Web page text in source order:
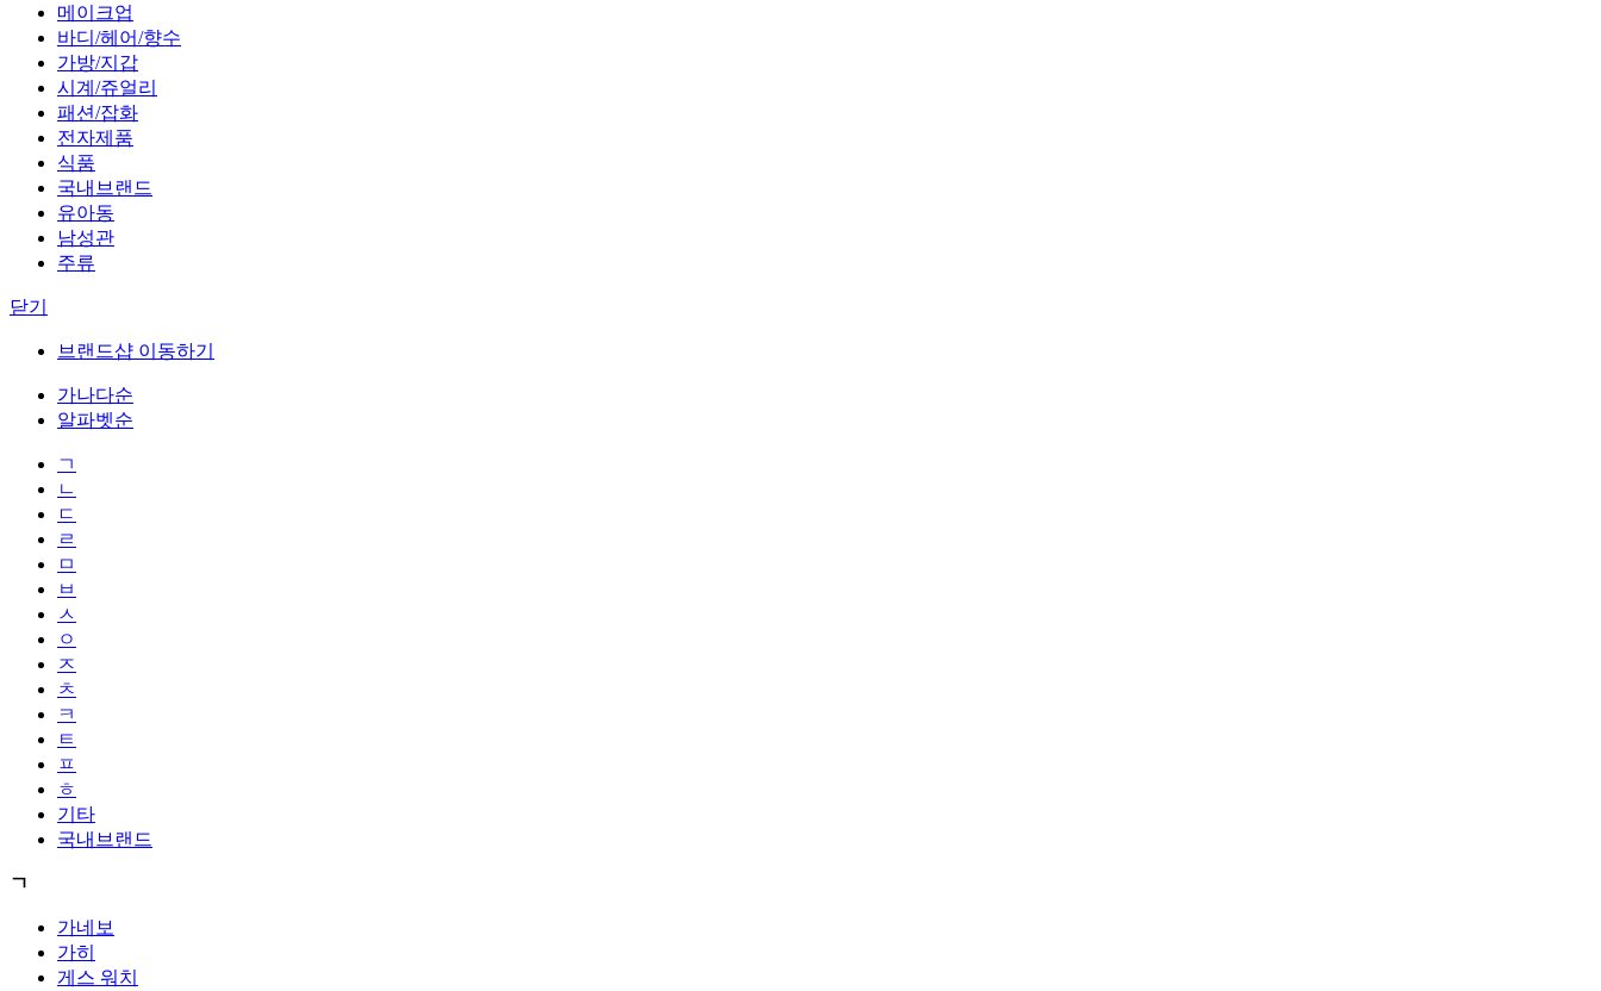
메이크업
바디/헤어/향수
가방/지갑
시계/쥬얼리
패션/잡화
전자제품
식품
국내브랜드
유아동
남성관
주류
닫기
브랜드샵 이동하기
가나다순
알파벳순
ㄱ
ㄴ
ㄷ
ㄹ
ㅁ
ㅂ
ㅅ
ㅇ
ㅈ
ㅊ
ㅋ
ㅌ
ㅍ
ㅎ
기타
국내브랜드
ㄱ
가네보
가히
게스 워치